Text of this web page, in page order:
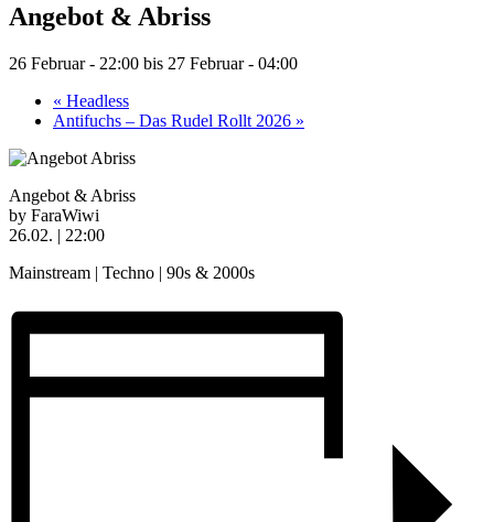
Angebot & Abriss
26 Februar - 22:00 bis 27 Februar - 04:00
« Headless
Antifuchs – Das Rudel Rollt 2026 »
Angebot & Abriss
by FaraWiwi
26.02. | 22:00
Mainstream | Techno | 90s & 2000s